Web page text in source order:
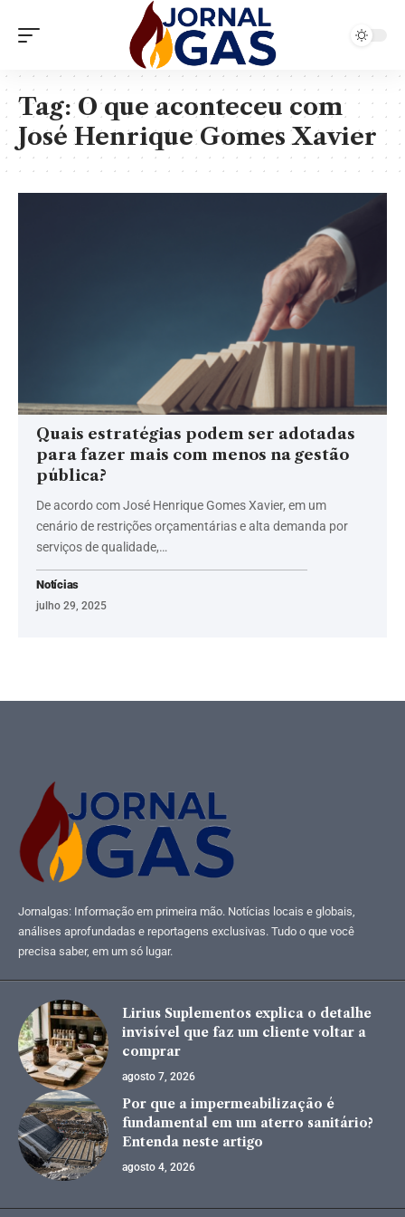
Tag:O que aconteceu com
José Henrique Gomes Xavier
Quais estratégias podem ser adotadas
para fazer mais com menos na gestão
pública?
De acordo com José Henrique Gomes Xavier, em um
cenário de restrições orçamentárias e alta demanda por
serviços de qualidade,…
Notícias
julho 29, 2025
Jornalgas: Informação em primeira mão. Notícias locais e globais,
análises aprofundadas e reportagens exclusivas. Tudo o que você
precisa saber, em um só lugar.
Lirius Suplementos explica o detalhe
invisível que faz um cliente voltar a
comprar
agosto 7, 2026
Por que a impermeabilização é
fundamental em um aterro sanitário?
Entenda neste artigo
agosto 4, 2026